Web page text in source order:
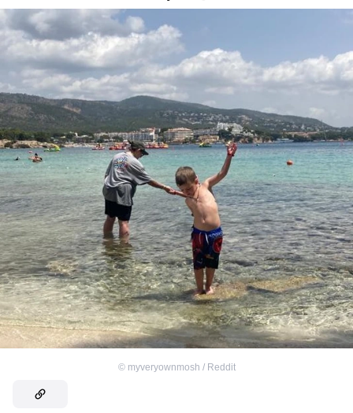
© myveryownmosh / Reddit